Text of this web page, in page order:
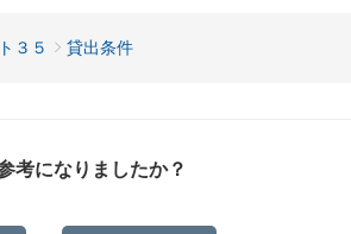
３５ 貸出条件
考になりましたか？